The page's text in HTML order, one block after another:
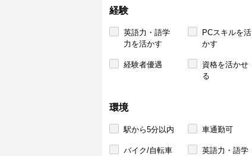
経験
英語力・語学
力を活かす
PCスキルを活
かす
経験者優遇
資格を活かせ
る
環境
駅から5分以内 車通勤可
バイク/自転車
英語力・語学